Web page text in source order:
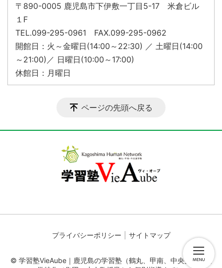
〒890-0005 鹿児島市下伊敷一丁目5-17 米倉ビル
１F
TEL.099-295-0961 FAX.099-295-0962
開館日：火～金曜日(14:00～22:30) ／ 土曜日(14:00
～21:00)／ 日曜日(10:00～17:00)
休館日：月曜日
ページの先頭へ戻る
プライバシーポリシー サイトマップ
© 学習塾VieAube｜鹿児島の学習塾（鶴丸、甲南、中央受験・進